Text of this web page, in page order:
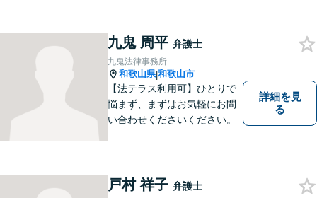
【当日／夜間／応相談】お悩
み事がございましたら、お気
軽にご相談下さい。
九鬼 周平 弁護士
九鬼法律事務所
和歌山県|和歌山市
【法テラス利用可】ひとりで
悩まず、まずはお気軽にお問
い合わせくださいください。
詳細を見
る
戸村 祥子 弁護士